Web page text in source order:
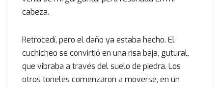
cabeza.
Retrocedí, pero el daño ya estaba hecho. El
cuchicheo se convirtió en una risa baja, gutural,
que vibraba a través del suelo de piedra. Los
otros toneles comenzaron a moverse, en un